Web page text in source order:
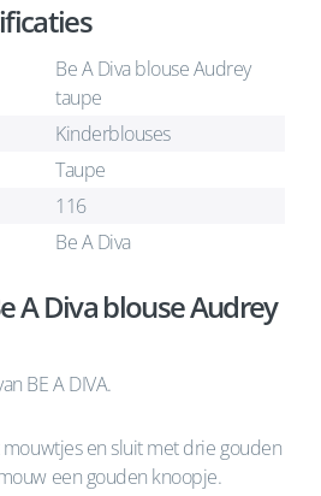
Be A Diva blouse Audrey
taupe
Kinderblouses
Taupe
116
Be A Diva
A Diva blouse Audrey
BE A DIVA.
en sluit met drie gouden
een gouden knoopje.